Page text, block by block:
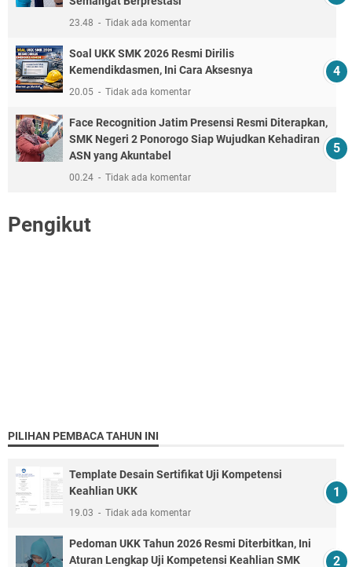
23.48 Tidak ada komentar
Soal UKK SMK 2026 Resmi Dirilis
Kemendikdasmen, Ini Cara Aksesnya
20.05 Tidak ada komentar
Face Recognition Jatim Presensi Resmi Diterapkan,
SMK Negeri 2 Ponorogo Siap Wujudkan Kehadiran
ASN yang Akuntabel
00.24 Tidak ada komentar
Pengikut
PILIHAN PEMBACA TAHUN INI
Template Desain Sertifikat Uji Kompetensi
Keahlian UKK
19.03 Tidak ada komentar
Pedoman UKK Tahun 2026 Resmi Diterbitkan, Ini
Aturan Lengkap Uji Kompetensi Keahlian SMK